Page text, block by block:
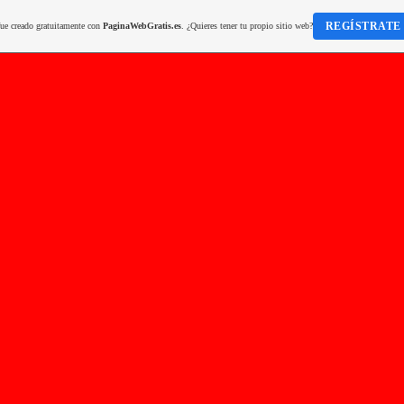
creado gratuitamente con PaginaWebGratis.es. ¿Quieres tener tu propio sitio web? REGÍSTRATE